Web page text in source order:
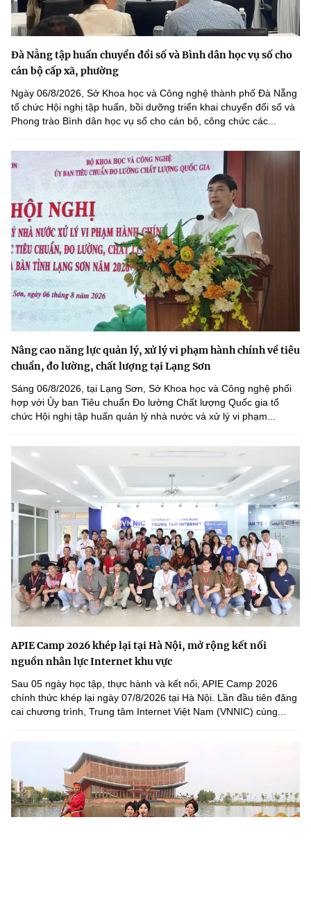
Đà Nẵng tập huấn chuyển đổi số và Bình dân học vụ số cho
cán bộ cấp xã, phường
Ngày 06/8/2026, Sở Khoa học và Công nghệ thành phố Đà Nẵng
tổ chức Hội nghị tập huấn, bồi dưỡng triển khai chuyển đổi số và
Phong trào Bình dân học vụ số cho cán bộ, công chức các...
Nâng cao năng lực quản lý, xử lý vi phạm hành chính về tiêu
chuẩn, đo lường, chất lượng tại Lạng Sơn
Sáng 06/8/2026, tại Lạng Sơn, Sở Khoa học và Công nghệ phối
hợp với Ủy ban Tiêu chuẩn Đo lường Chất lượng Quốc gia tổ
chức Hội nghị tập huấn quản lý nhà nước và xử lý vi phạm...
APIE Camp 2026 khép lại tại Hà Nội, mở rộng kết nối
nguồn nhân lực Internet khu vực
Sau 05 ngày học tập, thực hành và kết nối, APIE Camp 2026
chính thức khép lại ngày 07/8/2026 tại Hà Nội. Lần đầu tiên đăng
cai chương trình, Trung tâm Internet Việt Nam (VNNIC) cùng...